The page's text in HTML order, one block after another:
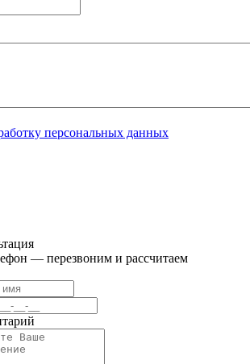
персональных данных
— перезвоним и рассчитаем